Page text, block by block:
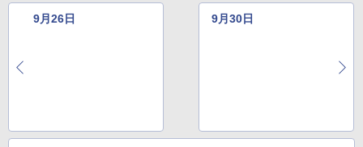
9月26日 9月30日